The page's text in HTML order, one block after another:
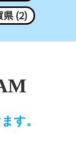
県 (2)
す。